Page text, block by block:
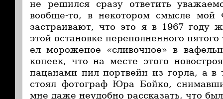
не решился сразу ответить
вообще-то, в некотором смысле мой
застраивают, что это я в 1967 году
этой остановке переполненного
ел мороженое «сливочное» в
копеек, что на месте этого
пацанами пил портвейн из горла, а в
стоял фотограф Юра Бойко,
мне даже неудобно рассказать, что